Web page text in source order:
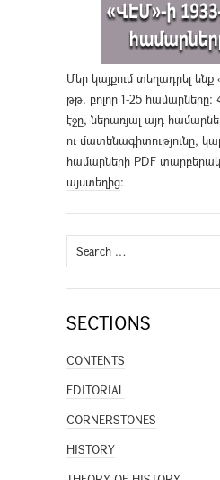
Մեր կայքում տեղադրել ենք
թթ. բոլոր 1-25
էջը, ներառյալ այդ
ու մատենագիտությունը,
համարների PDF
այստեղից։
Search
for:
SECTIONS
CONTENTS
EDITORIAL
CORNERSTONES
HISTORY